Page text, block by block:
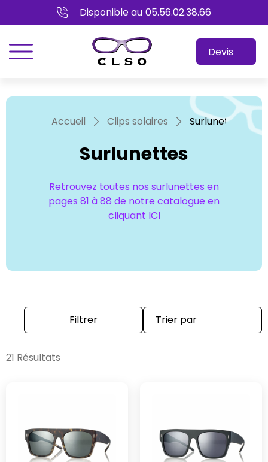
Disponible au 05.56.02.38.66
menu Devis
Accueil Clips solaires Surlunettes
Surlunettes
Retrouvez toutes nos surlunettes en
pages 81 à 88 de notre catalogue en
cliquant ICI
Filtrer
21 Résultats